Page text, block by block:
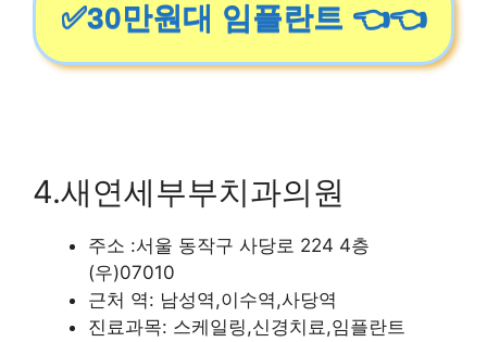
✅30만원대 임플란트 👈👈
4.새연세부부치과의원
주소 :서울 동작구 사당로 224 4층
(우)07010
근처 역: 남성역,이수역,사당역
진료과목: 스케일링,신경치료,임플란트